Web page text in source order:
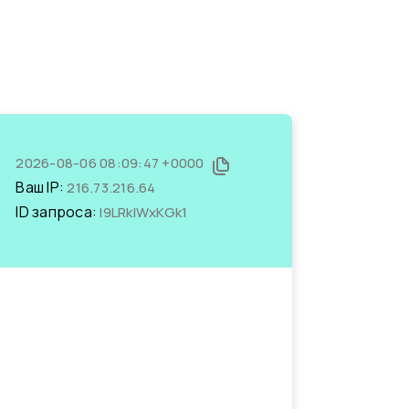
2026-08-06 08:09:47 +0000
Ваш IP:216.73.216.64
ID запроса:l9LRklWxKGk1